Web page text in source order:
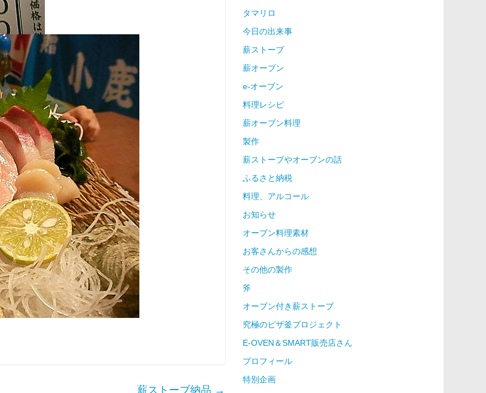
薪ストーブ納品 →
タマリロ
今日の出来事
薪ストーブ
薪オーブン
e-オーブン
料理レシピ
薪オーブン料理
製作
薪ストーブやオーブンの話
ふるさと納税
料理、アルコール
お知らせ
オーブン料理素材
お客さんからの感想
その他の製作
斧
オーブン付き薪ストーブ
究極のピザ釜プロジェクト
E-OVEN＆SMART販売店さん
プロフィール
特別企画